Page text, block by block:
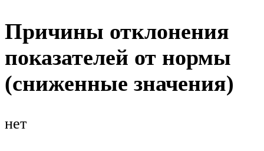
Причины отклонения
показателей от нормы
(сниженные значения)
нет